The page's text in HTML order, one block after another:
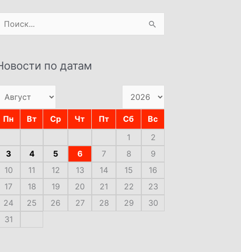
Поиск:
по датам
Пн Вт Ср Чт Пт Сб
Вс
1
2
3
4 5 6 7 8
9
10
11 12 13 14 15
16
17
18 19 20 21 22
23
24
25 26 27 28 29
30
31